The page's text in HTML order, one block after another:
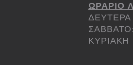
ΩΡΑΡΙΟ
ΚΥΡΙΑΚΗ